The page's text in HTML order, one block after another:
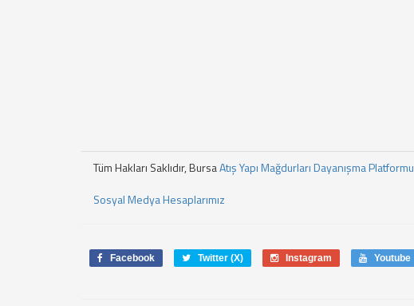
Tüm Hakları Saklıdır, BursaAtış Yapı Mağdurları Dayanışma Platformu
Sosyal Medya Hesaplarımız
Facebook Twitter (X) Instagram Youtube